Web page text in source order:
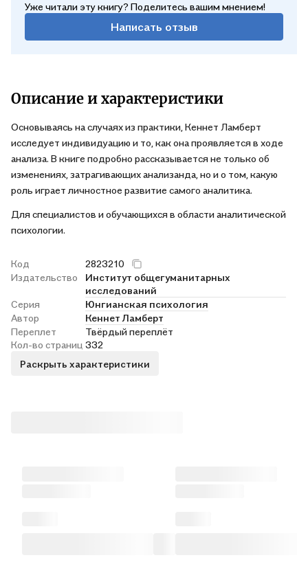
Уже читали эту книгу? Поделитесь вашим мнением!
Написать отзыв
Описание и характеристики
Основываясь на случаях из практики, Кеннет Ламберт
исследует индивидуацию и то, как она проявляется в ходе
анализа. В книге подробно рассказывается не только об
изменениях, затрагивающих анализанда, но и о том, какую
роль играет личностное развитие самого аналитика.
Для специалистов и обучающихся в области аналитической
психологии.
Код
2823210
Издательство
Институт общегуманитарных
исследований
Серия
Юнгианская психология
Автор
Кеннет Ламберт
Переплет
Твёрдый переплёт
Кол-во страниц 332
Раскрыть характеристики